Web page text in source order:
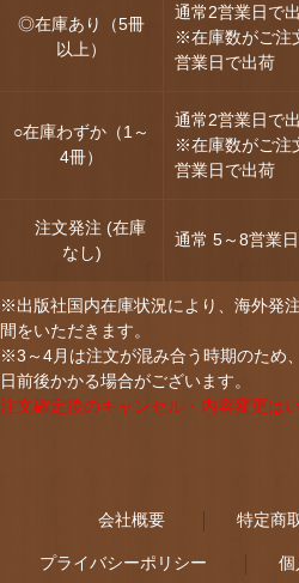
◎在庫あり（5冊
以上）
通常2営業日で
※在庫数がご注
営業日で出荷
○在庫わずか（1～
4冊）
通常2営業日で
※在庫数がご注
営業日で出荷
注文発注 (在庫
なし)
通常 5～8営業
※出版社国内在庫状況により、海外発
間をいただきます。
※3～4月は注文が混み合う時期のため
日前後かかる場合がございます。
注文確定後のキャンセル・内容変更は
会社概要 特定商
プライバシーポリシー 個